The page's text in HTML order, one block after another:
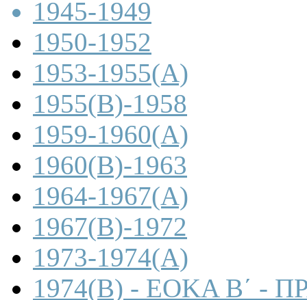
1945-1949
1950-1952
1953-1955(A)
1955(B)-1958
1959-1960(A)
1960(B)-1963
1964-1967(A)
1967(B)-1972
1973-1974(A)
1974(B) - ΕΟΚΑ Β΄ -